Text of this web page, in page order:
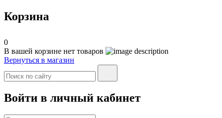
Корзина
0
В вашей корзине нет товаров
Вернуться в магазин
Войти в личный кабинет